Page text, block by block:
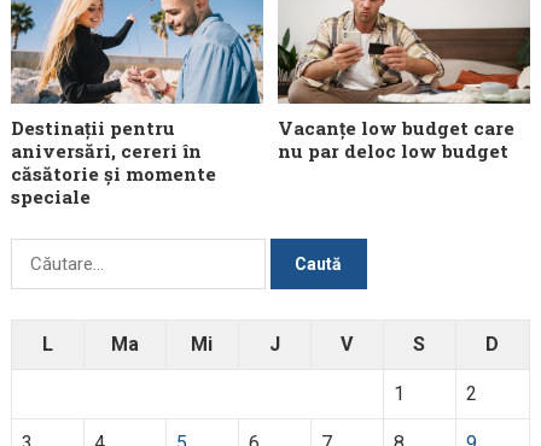
Destinații pentru
aniversări, cereri în
căsătorie și momente
speciale
Vacanțe low budget care
nu par deloc low budget
Caută
L Ma Mi J V S D
1 2